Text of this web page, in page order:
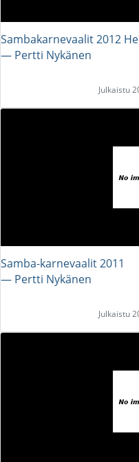
Sambakarnevaalit 2012
― Pertti Nykänen
Julkaistu
Samba-karnevaalit 2011
― Pertti Nykänen
Julkaistu